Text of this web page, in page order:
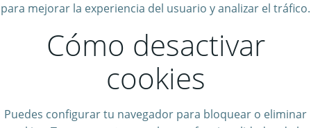
para mejorar la experiencia del usuario y analizar el tráfico.
Cómo desactivar
cookies
Puedes configurar tu navegador para bloquear o eliminar